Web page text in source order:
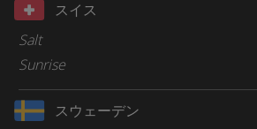
スイス
Salt
Sunrise
スウェーデン